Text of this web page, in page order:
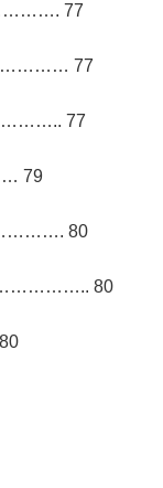
77
77
77
79
80
80